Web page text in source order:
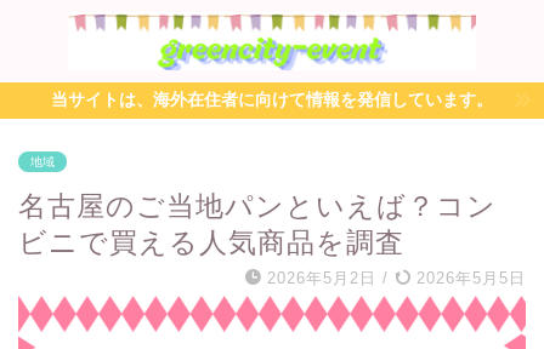
当サイトは、海外在住者に向けて情報を発信しています。
地域
名古屋のご当地パンといえば？コン
ビニで買える人気商品を調査
2026年5月2日 / 2026年5月5日